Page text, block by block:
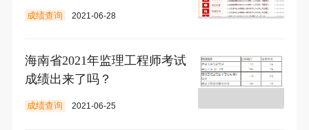
成绩查询 2021-06-28
海南省2021年监理工程师考试
成绩出来了吗？
成绩查询 2021-06-25